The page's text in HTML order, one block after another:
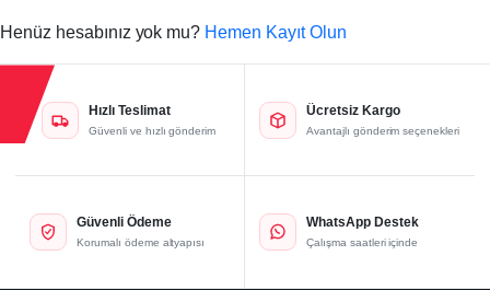
Henüz hesabınız yok mu? Hemen Kayıt Olun
Hızlı Teslimat
Güvenli ve hızlı gönderim
Ücretsiz Kargo
Avantajlı gönderim seçenekleri
Güvenli Ödeme
Korumalı ödeme altyapısı
WhatsApp Destek
Çalışma saatleri içinde